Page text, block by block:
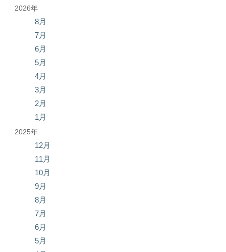
2026年
8月
7月
6月
5月
4月
3月
2月
1月
2025年
12月
11月
10月
9月
8月
7月
6月
5月